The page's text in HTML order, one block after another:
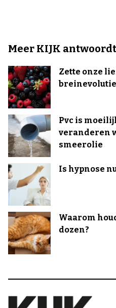
Meer KIJK antwoordt
Zette onze
Pvc is
veranderen
smeerolie
Is hypnose
Waarom
dozen?